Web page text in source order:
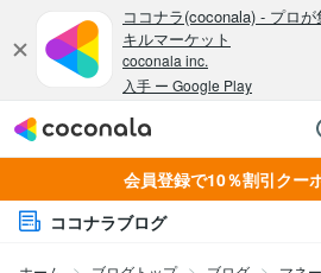
会員登録で10％割引クー
ココナラブログ